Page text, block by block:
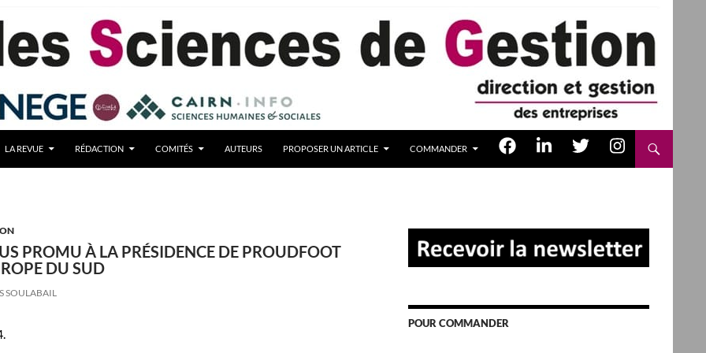
LA REVUE RÉDACTION COMITÉS AUTEURS PROPOSER UN ARTICLE COMMANDER
PROMU À LA PRÉSIDENCE DE PROUDFOOT
DU SUD
SOULABAIL
POUR COMMANDER